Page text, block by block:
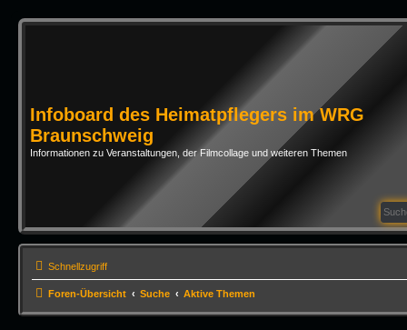
Infoboard des Heimatpflegers im WRG
Braunschweig
Informationen zu Veranstaltungen, der Filmcollage und weiteren Themen
Schnellzugriff
Foren-Übersicht Suche Aktive Themen